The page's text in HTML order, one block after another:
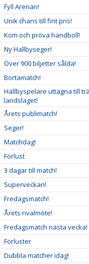
Fyll Arenan!
Unik chans till fint pris!
Kom och pröva handboll!
Ny Hallbyseger!
Över 900 biljetter sålda!
Bortamatch!
Hallbyspelare uttagna till
landslaget!
Årets publimatch!
Seger!
Matchdag!
Förlust
3 dagar till match!
Superveckan!
Fredagsmatch!
Årets rivalmöte!
Fredagsmatch nästa vecka!
Förluster
Dubbla matcher idag!